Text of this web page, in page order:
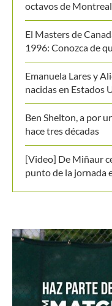
octavos de Montreal
El Masters de
1996: Conozca de
Emanuela Lares y
nacidas en Estados
Ben Shelton, a por
hace tres décadas
[Video] De Miñaur
punto de la jornada